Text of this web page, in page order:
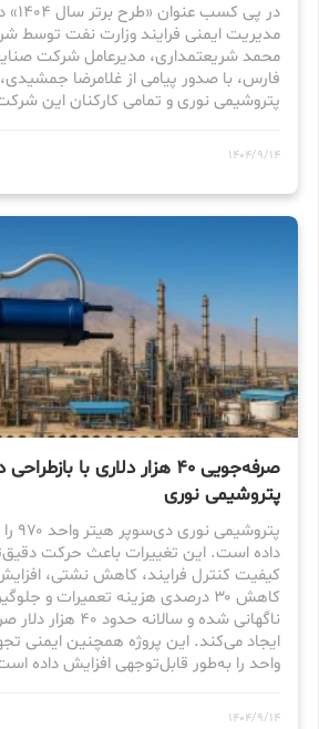
در
مدیریت ایمنی فرایند وزارت نفت توسط
محمد شریعتمداری، مدیرعامل شرکت
فارس، با صدور پیامی از غلامرضا
پتروشیمی نوری و تمامی کارکنان این
1404/9/14
صرفه‌جویی ۴۰ هزار دلاری با
پتروشیمی نوری
داده است. این تغییرات باعث حرکت
کیفیت کنترل فرایند، کاهش نشتی، افزایش
کاهش ۳۰ درصدی هزینه‌ تعمیرات و
ناگهانی شده و
ایجاد می‌کند. این پروژه همچنین ایمنی
واحد را به‌طور قابل‌توجهی افزایش داده
1404/9/14